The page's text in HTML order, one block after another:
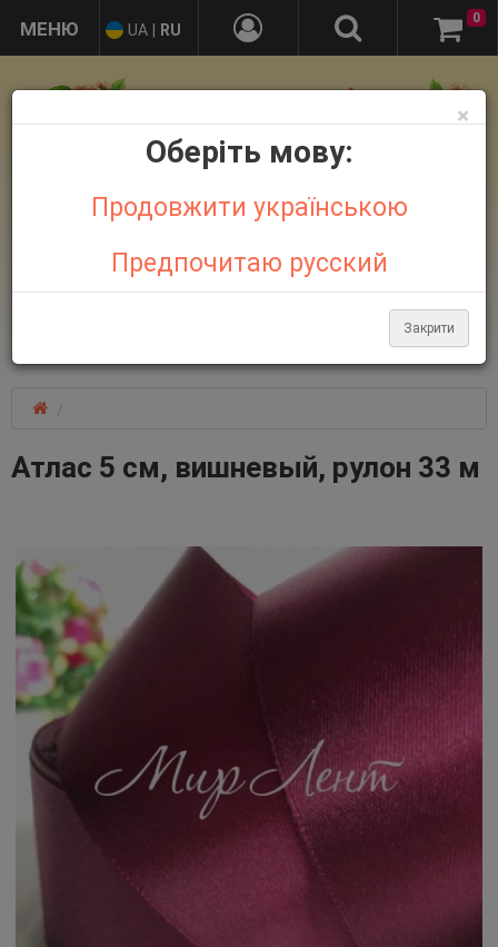
+38 095 032 21 44
UA RU
0
Атлас 5 см, вишневый, рулон 33 м
×
Оберіть мову:
Продовжити українською
Предпочитаю русский
Закрити